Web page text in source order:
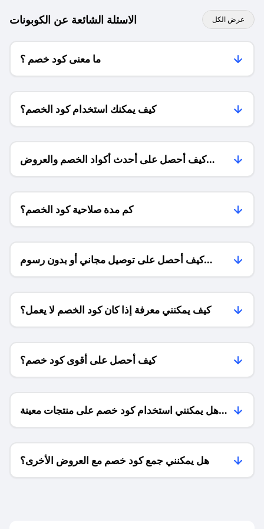
الاسئلة الشائعة عن الكوبونات عرض الكل
ما معنى كود خصم ؟
كيف يمكنك استخدام كود الخصم؟
كيف أحصل على أحدث أكواد الخصم والعروض
للمتاجر؟
كم مدة صلاحية كود الخصم؟
كيف أحصل على توصيل مجاني أو بدون رسوم
الشحن ؟
كيف يمكنني معرفة إذا كان كود الخصم لا يعمل؟
كيف أحصل على أقوى كود خصم؟
هل يمكنني استخدام كود خصم على منتجات معينة
فقط؟
هل يمكنني جمع كود خصم مع العروض الأخرى؟